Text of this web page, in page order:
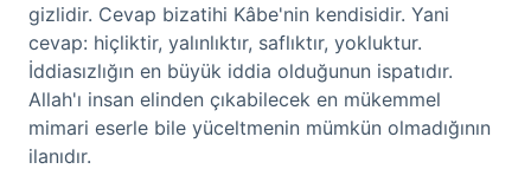
gizlidir. Cevap bizatihi Kâbe'nin kendisidir. Yani
cevap: hiçliktir, yalınlıktır, saflıktır, yokluktur.
İddiasızlığın en büyük iddia olduğunun ispatıdır.
Allah'ı insan elinden çıkabilecek en mükemmel
mimari eserle bile yüceltmenin mümkün olmadığının
ilanıdır.